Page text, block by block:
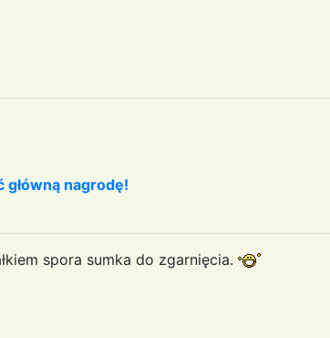
główną nagrodę!
spora sumka do zgarnięcia.